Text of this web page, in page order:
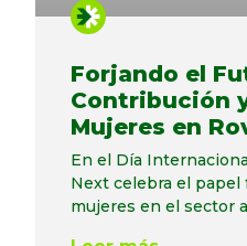
Forjando el
Contribución
Mujeres en
En el Día
Next celebra el papel
mujeres en el sector